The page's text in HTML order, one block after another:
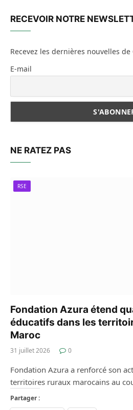
RECEVOIR NOTRE
Recevez les dernières nouvelles de
E-mail
NE RATEZ PAS
RSE
Fondation Azura étend
éducatifs dans les
Maroc
31 juillet 2026 0
Fondation Azura a renforcé son
territoires ruraux marocains au
Partager :